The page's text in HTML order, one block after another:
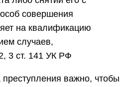
совершения
на квалификацию
случаев,
3 ст. 141 УК РФ
важно, чтобы